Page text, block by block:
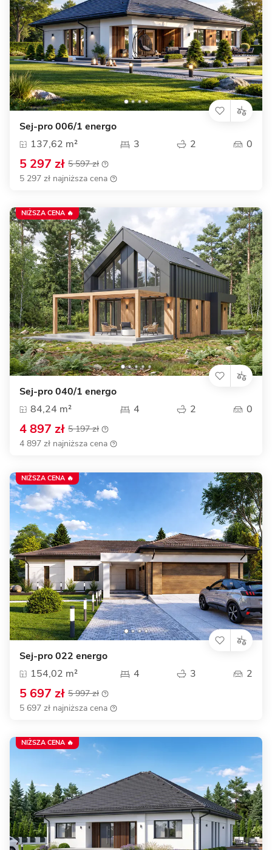
Sej-pro 006/1 energo
137,62 m²
3 2 0
5 297 zł 5 597 zł
5 297 zł najniższa cena
Sej-pro 040/1 energo
84,24 m²
4 2 0
4 897 zł 5 197 zł
4 897 zł najniższa cena
NIŻSZA CENA 🔥
Sej-pro 022 energo
154,02 m²
4 3 2
5 697 zł 5 997 zł
5 697 zł najniższa cena
NIŻSZA CENA 🔥
NIŻSZA CENA 🔥